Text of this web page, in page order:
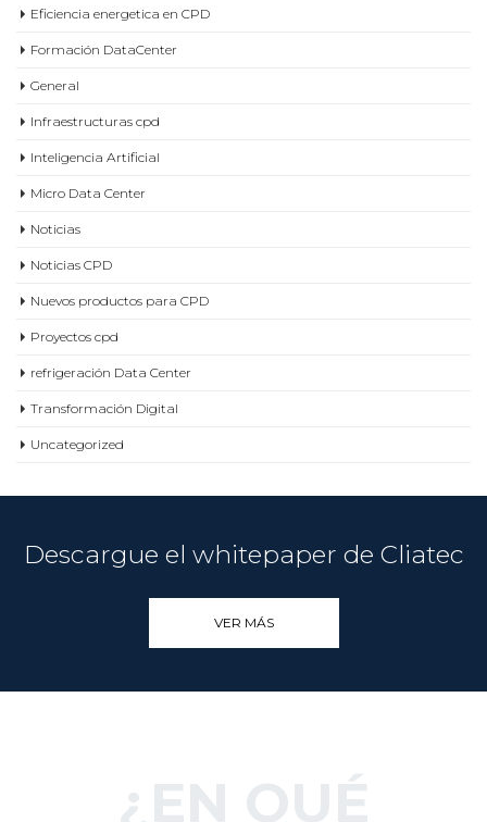
Eficiencia energetica en CPD
Formación DataCenter
General
Infraestructuras cpd
Inteligencia Artificial
Micro Data Center
Noticias
Noticias CPD
Nuevos productos para CPD
Proyectos cpd
refrigeración Data Center
Transformación Digital
Uncategorized
Descargue el whitepaper de Cliatec
VER MÁS